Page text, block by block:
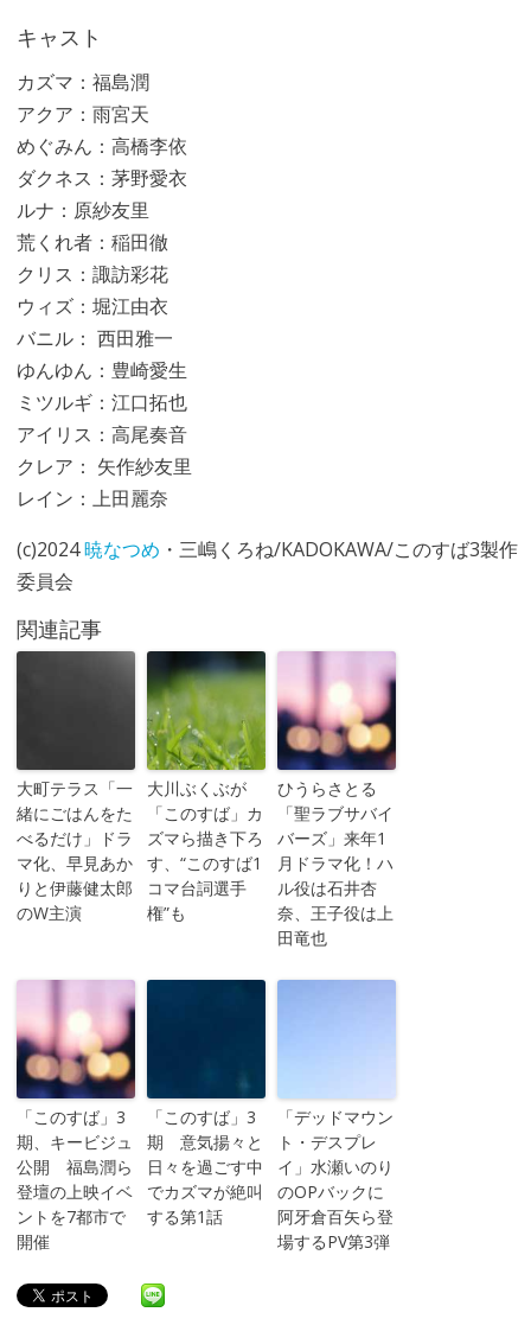
キャスト
カズマ：福島潤
アクア：雨宮天
めぐみん：高橋李依
ダクネス：茅野愛衣
ルナ：原紗友里
荒くれ者：稲田徹
クリス：諏訪彩花
ウィズ：堀江由衣
バニル： 西田雅一
ゆんゆん：豊崎愛生
ミツルギ：江口拓也
アイリス：高尾奏音
クレア： 矢作紗友里
レイン：上田麗奈
(c)2024暁なつめ ・三嶋くろね/KADOKAWA/このすば3製作
委員会
関連記事
大町テラス「一
緒にごはんをた
べるだけ」ドラ
マ化、早見あか
りと伊藤健太郎
のW主演
大川ぶくぶが
「このすば」カ
ズマら描き下ろ
す、“このすば1
コマ台詞選手
権”も
ひうらさとる
「聖ラブサバイ
バーズ」来年1
月ドラマ化！ハ
ル役は石井杏
奈、王子役は上
田竜也
「このすば」3
期、キービジュ
公開 福島潤ら
登壇の上映イベ
ントを7都市で
開催
「このすば」3
期 意気揚々と
日々を過ごす中
でカズマが絶叫
する第1話
「デッドマウン
ト・デスプレ
イ」水瀬いのり
のOPバックに
阿牙倉百矢ら登
場するPV第3弾